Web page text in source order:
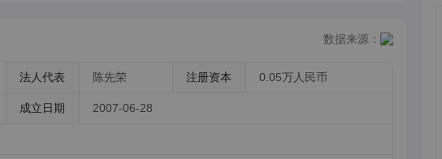
数据来源：
法人代表 陈先荣 注册资本 0.05万人民币
成立日期 2007-06-28